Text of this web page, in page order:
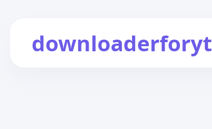
downloaderforyt